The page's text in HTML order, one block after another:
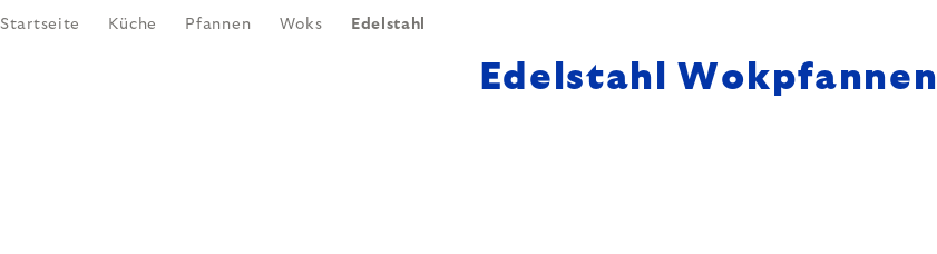
Startseite Küche Pfannen Woks Edelstahl
Edelstahl Wokpfannen